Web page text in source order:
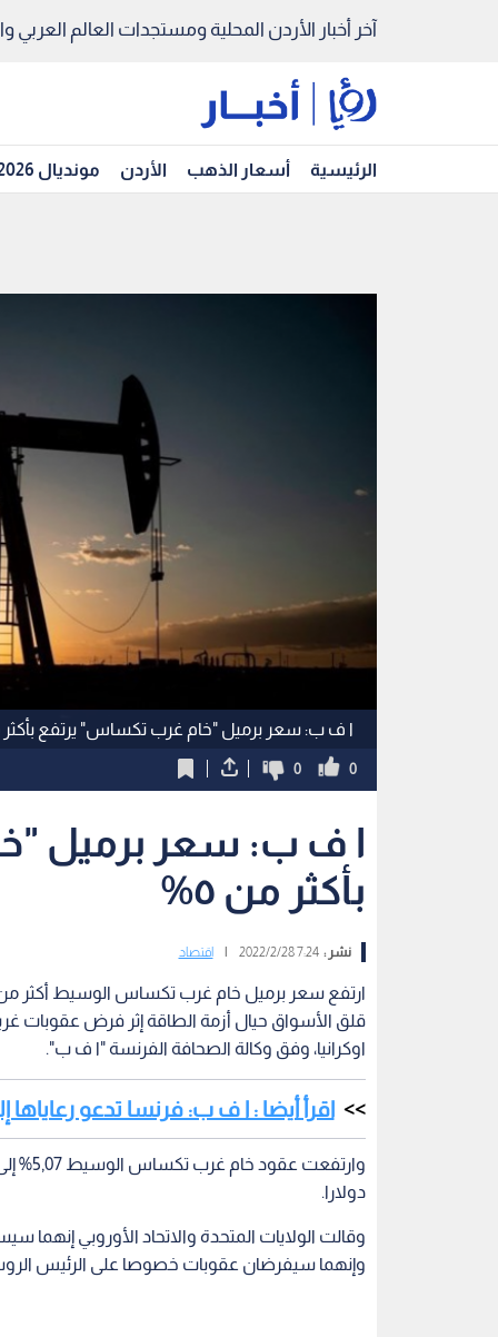
آخر أخبار الأردن المحلية ومستجدات العالم العربي
الرئيسية أسعار الذهب الأردن مونديال 2026
ا ف ب: سعر برميل "خام غرب تكساس" يرتفع بأكثر
0
0
ا ف ب: سعر برميل
بأكثر من ٥%
نشر :7:24 2022/2/28 اقتصاد
ارتفع سعر برميل خام غرب تكساس الوسيط أكثر
قلق الأسواق حيال أزمة الطاقة إثر فرض عقوبات
اوكرانيا، وفق وكالة الصحافة الفرنسة "ا ف ب".
اقرأ أيضا : ا ف ب: فرنسا تدعو رعاياها
دولارا.
وقالت الولايات المتحدة والاتحاد الأوروبي
وإنهما سيفرضان عقوبات خصوصا على الرئيس